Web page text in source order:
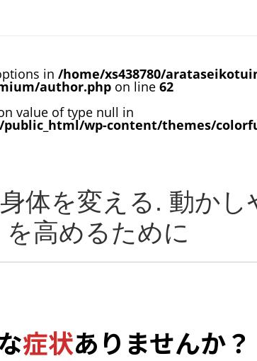
in /home/xs438780/
author.php on line 62
value of type null in
wp-content/themes/
体を変える. 動か
を高めるために
症状ありませんか？